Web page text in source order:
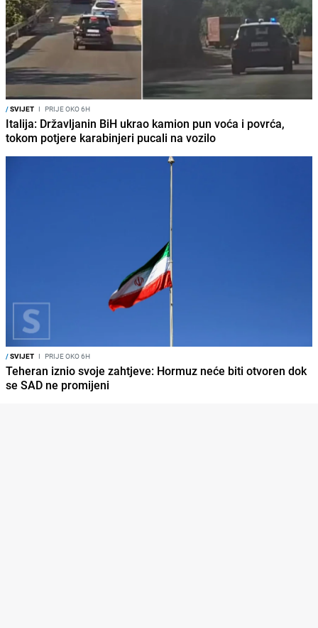
/SVIJET I PRIJE OKO 6H
Italija: Državljanin BiH ukrao kamion pun voća i povrća,
tokom potjere karabinjeri pucali na vozilo
/SVIJET I PRIJE OKO 6H
Teheran iznio svoje zahtjeve: Hormuz neće biti otvoren dok
se SAD ne promijeni